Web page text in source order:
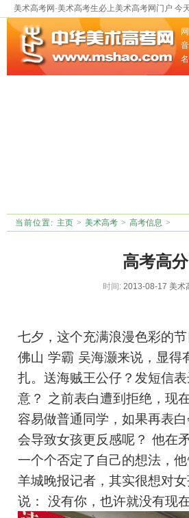
美术高考网·美术高考生必上美术高考网门户 今
当前位置: 主页 > 美术高考 > 高考信息 >
高考高
时间: 2013-08-17 美术
七夕，这个充满浪漫色彩的
佛山 学霸 吴海灏来说，显得
扎。送海贼王公仔？发短信
意？ 之前表白遭到拒绝，现
容易做普通同学，如果再表
会导致女孩更反感呢？ 他在
一个个否定了自己的想法，
羊城晚报记者，其实很想对
说：
没有你，也许就没有现